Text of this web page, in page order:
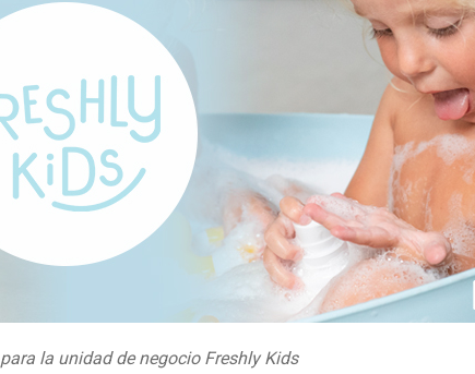
para la unidad de negocio Freshly Kids